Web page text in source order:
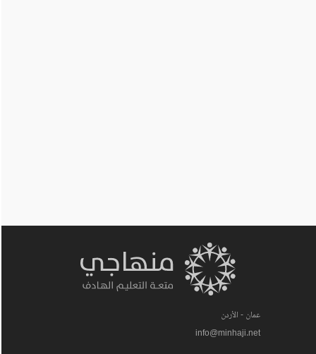
عمان - الأردن
info@minhaji.net